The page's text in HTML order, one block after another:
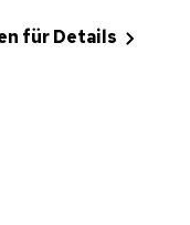
für Details